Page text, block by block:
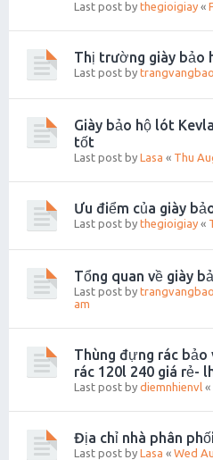
Last post by thegioigiay «
Thị trường giày bảo
Last post by
Giày bảo hộ lót
tốt
Last post by Lasa « Thu
Ưu điểm của giày
Last post by thegioigiay «
Tổng quan về giày
Last post by
am
Thùng đựng rác
rác 120l 240 giá rẻ-
Last post by diemnhienvl «
Địa chỉ nhà phân
Last post by Lasa « Wed